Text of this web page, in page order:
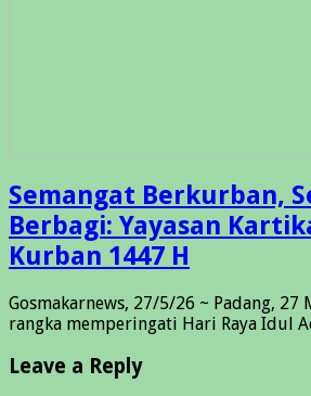
Semangat Berkurban,
Berbagi: Yayasan
Kurban 1447 H
Gosmakarnews, 27/5/26 ~ Padang, 27
rangka memperingati Hari Raya Idul
Leave a Reply